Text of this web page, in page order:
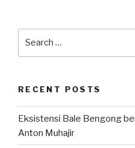
RECENT POSTS
Eksistensi Bale Bengong
Anton Muhajir